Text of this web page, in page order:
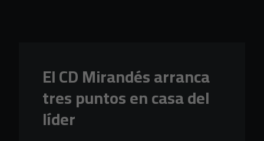
El CD Mirandés arranca
tres puntos en casa del
líder